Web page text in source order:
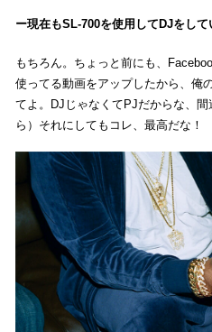
現在もSL-700を使用してDJをして
もちろん。ちょっと前にも、
使ってる動画をアップしたから、俺
てよ。DJじゃなくてPJだからな、
ら）それにしてもコレ、最高だな！